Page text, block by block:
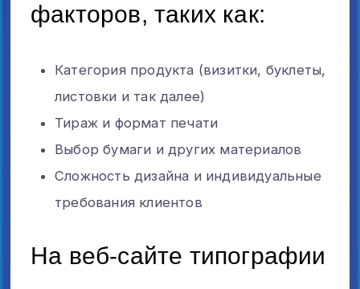
факторов, таких как:
Категория продукта (визитки, буклеты,
листовки и так далее)
Тираж и формат печати
Выбор бумаги и других материалов
Сложность дизайна и индивидуальные
требования клиентов
На веб-сайте типографии